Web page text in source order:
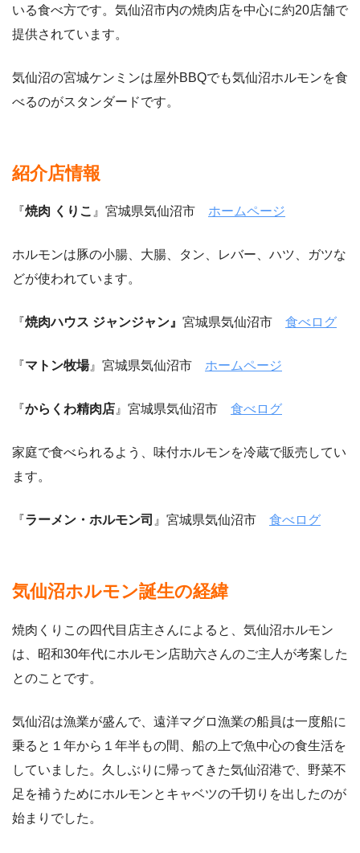
いる食べ方です。気仙沼市内の焼肉店を中心に約20店舗で
提供されています。
気仙沼の宮城ケンミンは屋外BBQでも気仙沼ホルモンを食
べるのがスタンダードです。
紹介店情報
『 焼肉 くりこ 』宮城県気仙沼市 ホームページ
ホルモンは豚の小腸、大腸、タン、レバー、ハツ、ガツな
どが使われています。
『 焼肉ハウス ジャンジャン』 宮城県気仙沼市 食べログ
『 マトン牧場』宮城県気仙沼市 ホームページ
『 からくわ精肉店』宮城県気仙沼市 食べログ
家庭で食べられるよう、味付ホルモンを冷蔵で販売してい
ます。
『 ラーメン・ホルモン司 』宮城県気仙沼市 食べログ
気仙沼ホルモン誕生の経緯
焼肉くりこの四代目店主さんによると、気仙沼ホルモン
は、昭和30年代にホルモン店助六さんのご主人が考案した
とのことです。
気仙沼は漁業が盛んで、遠洋マグロ漁業の船員は一度船に
乗ると１年から１年半もの間、船の上で魚中心の食生活を
していました。久しぶりに帰ってきた気仙沼港で、野菜不
足を補うためにホルモンとキャベツの千切りを出したのが
始まりでした。